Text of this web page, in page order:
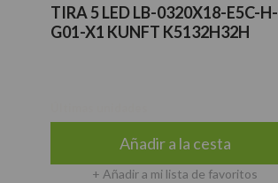
TIRA 5 LED LB-0320X18-E5C-H-
G01-X1 KUNFT K5132H32H
Añadir a la cesta
+ Añadir a mi lista de favoritos